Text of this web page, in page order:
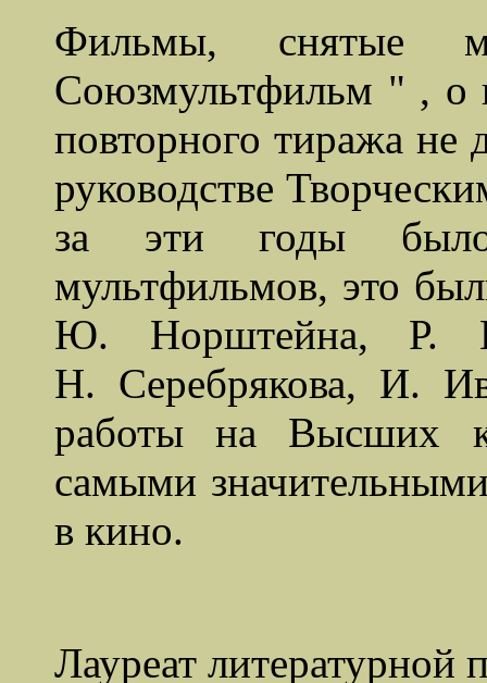
Фильмы, снятые
Союзмультфильм " , о
повторного тиража не
руководстве
за эти годы
мультфильмов, это
Ю. Норштейна, Р.
Н. Серебрякова, И.
работы на Высших
самыми
в кино.
Лауреат